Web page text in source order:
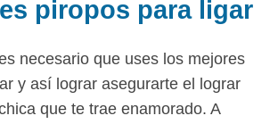
piropos para ligar
necesario que uses los mejores
y así lograr asegurarte el lograr
que te trae enamorado. A